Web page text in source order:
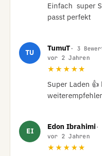
Einfach  super
passt perfekt
TU
TumuT· 3
vor 2 Jahren
★★★★★
Super Laden
EI
Edon Ibrahimi·
vor 2 Jahren
★★★★★